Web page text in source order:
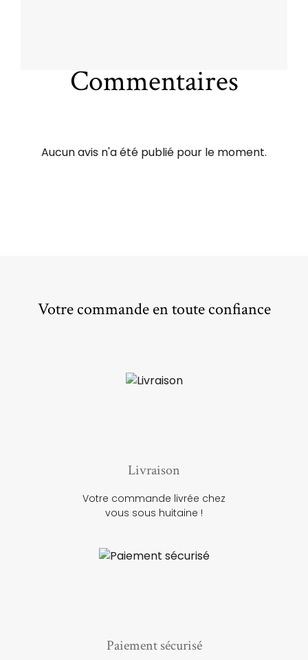
Commentaires
Aucun avis n'a été publié pour le moment.
Votre commande en toute confiance
Livraison
Votre commande livrée chez
vous sous huitaine !
Paiement sécurisé